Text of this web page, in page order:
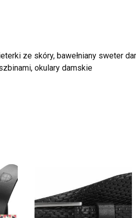
ze skóry, bawełniany sweter
okulary damskie